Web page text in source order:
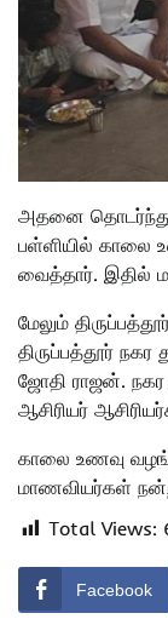
அதனை தொடர்ந்து
பள்ளியில் காலை
வைத்தார். இதில்
மேலும்
திருப்பத்தூர்
ஜோதி ராஜன்.
ஆசிரியர்
காலை உணவு
மாணவியர்கள்
Total Views:
Facebook